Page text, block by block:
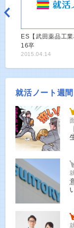
ES【武田薬品工業
16卒
2015.04.14
就活ノート週